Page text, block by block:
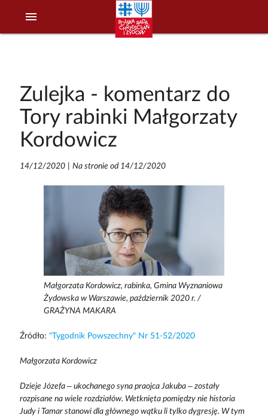
menu
Zulejka - komentarz do
Tory rabinki Małgorzaty
Kordowicz
14/12/2020| Na stronie od 14/12/2020
Małgorzata Kordowicz, rabinka, Gmina Wyznaniowa
Żydowska w Warszawie, październik 2020 r. /
GRAŻYNA MAKARA
Źródło: "Tygodnik Powszechny" Nr 51-52/2020
Małgorzata Kordowicz
Dzieje Józefa – ukochanego syna praojca Jakuba – zostały
rozpisane na wiele rozdziałów. Wetknięta pomiędzy nie historia
Judy i Tamar stanowi dla głównego wątku li tylko dygresję. W tym